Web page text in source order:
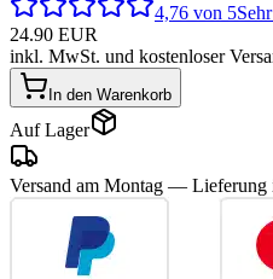
4,76 von 5
24.90 EUR
inkl. MwSt. und kostenloser
In den Warenkorb
Auf Lager
Versand am Montag — Lieferung